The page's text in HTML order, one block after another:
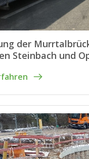
der
Steinbach und